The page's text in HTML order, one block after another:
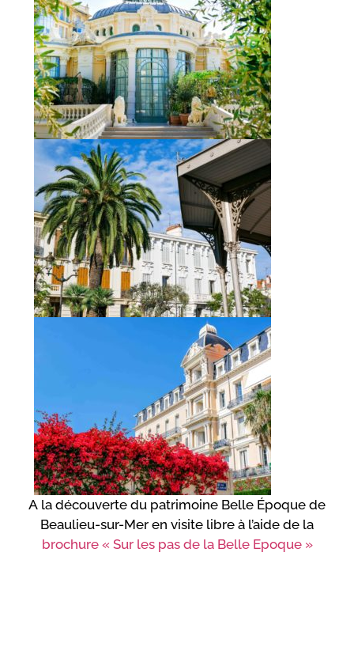
A la découverte du patrimoine Belle Époque de
Beaulieu-sur-Mer en visite libre à l’aide de la
brochure « Sur les pas de la Belle Epoque »